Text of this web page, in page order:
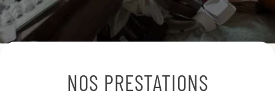
NOS PRESTATIONS